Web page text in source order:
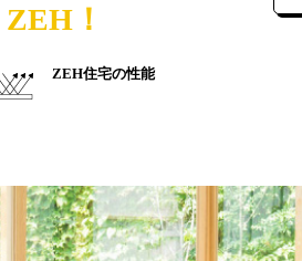
ZEH！
ZEH住宅の性能